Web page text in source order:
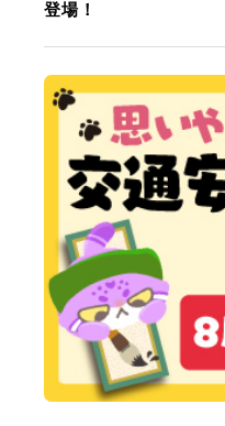
登場！